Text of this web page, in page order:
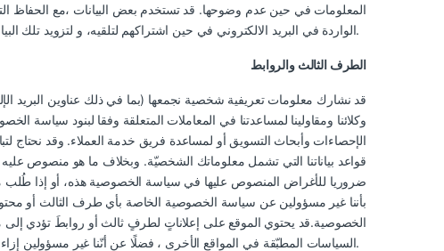
المعلومات في حين عدم وضوحها. قد تستخدم بعض البيانات ،مع الحفاظ
الواردة في البريد الالكتروني في حين اشتراكهم لتلقيه، و لتزويد تلك البيانات المجهولة المصدر،والتي لا تسمح بتحديد هويّتك الشخصيّة الفعليّة، إلى طرف ثالث كالنّاشرين على سبيل المثال.
الطرف الثالث والروابط
قد نشارك معلومات تعريفية شخصية نجمعها (بما في ذلك عناوين البريد
وكلائنا ومقاولينا لمساعدتنا في المعاملات المتعلقة وفقا لبنود
الإحصاءات وأبحاث التسويق أو لمساعدة فريق خدمة العملاء. وقد نحتاج
قواعد بياناتنا التي تشمل معلوماتك الشخصيّة. وبخلاف ما هو منصوص
ضروريا للأغراض المنصوص عليها في سياسة الخصوصية هذه، أو إذا طُلب
بأننا غير مسؤولين عن سياسة الخصوصية الخاصة بأي طرف الثالث أو
الخصوصية.قد يحتوي الموقع على إعلاناتٍ لطرفٍ ثالث أو روابطَ تؤدي
السياسات المطبّقة في المواقع الأخرى ، فضلًا عن أنّنا غير مسؤولين إزاء أي طرف ثالث ننقل إليه بياناتك بما يتوافق مع سياسة الخصوصية.